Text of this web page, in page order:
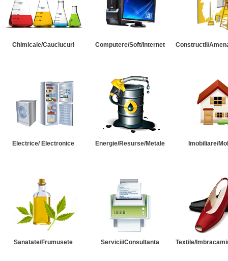
Chimicale/Cauciucuri Computere/Soft/Internet Constructii/
Electrice/ Electronice Energie/Resurse/Metale Imobiliare/
Sanatate/Frumusete Servicii/Consultanta Textile/